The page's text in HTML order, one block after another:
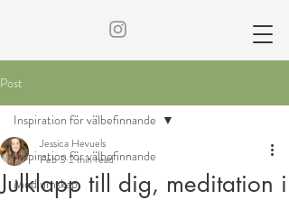
Post
Inspiration för välbefinnande
Mediumskap
Inspiration för välbefinnande
Julklapp till dig, meditation i
Jessica Hevuels
Feb 32 min read